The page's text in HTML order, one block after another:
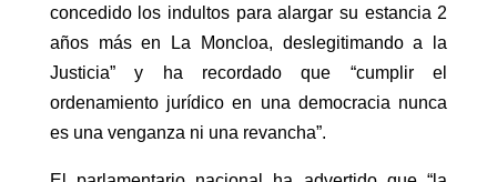
concedido los indultos para alargar su estancia 2
años más en La Moncloa, deslegitimando a la
Justicia” y ha recordado que “cumplir el
ordenamiento jurídico en una democracia nunca
es una venganza ni una revancha”.